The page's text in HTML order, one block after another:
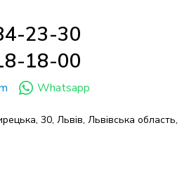
23-30
18-00
Whatsapp
30, Львів, Львівська область,